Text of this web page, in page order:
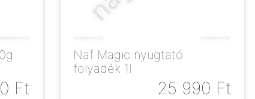
Ft
Naf Magic nyugtató
folyadék 1l
25 990 Ft